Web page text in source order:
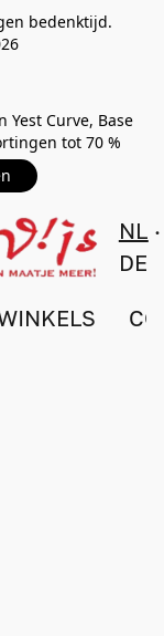
bedenktijd.
Curve, Base
tot 70 %
NL
DE